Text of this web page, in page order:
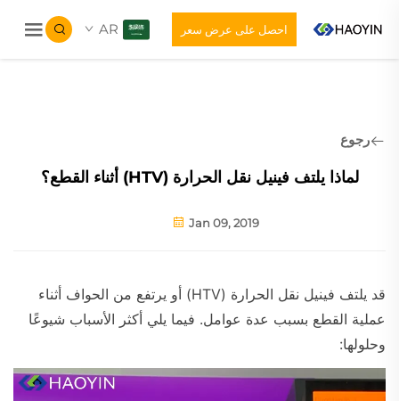
احصل على عرض سعر AR
رجوع
لماذا يلتف فينيل نقل الحرارة (HTV) أثناء القطع؟
Jan 09, 2019
قد يلتف فينيل نقل الحرارة (HTV) أو يرتفع من الحواف أثناء
عملية القطع بسبب عدة عوامل. فيما يلي أكثر الأسباب شيوعًا
وحلولها: